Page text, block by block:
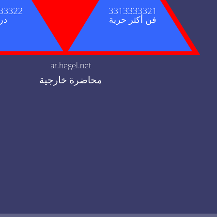
3313333321
فن أكثر حرية
ar.hegel.net
محاضرة خارجية